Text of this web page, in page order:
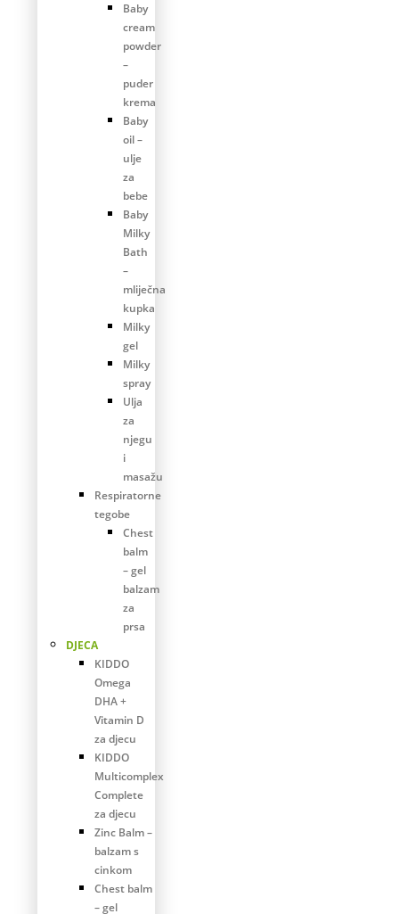
Baby
cream
powder
–
puder
krema
Baby
oil –
ulje
za
bebe
Baby
Milky
Bath
–
mliječna
kupka
Milky
gel
Milky
spray
Ulja
za
njegu
i
masažu
Respiratorne
tegobe
Chest
balm
– gel
balzam
za
prsa
DJECA
KIDDO
Omega
DHA +
Vitamin D
za djecu
KIDDO
Multicomplex
Complete
za djecu
Zinc Balm –
balzam s
cinkom
Chest balm
– gel